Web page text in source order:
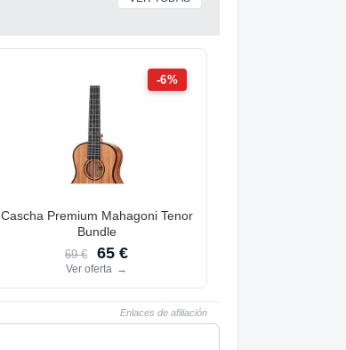
-6%
Cascha Premium Mahagoni Tenor
Bundle
69 € 65 €
Ver oferta →
Enlaces de afiliación